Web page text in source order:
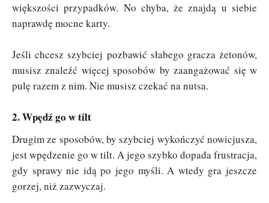
większości przypadków. No chyba, że znajdą u siebie
naprawdę mocne karty.
Jeśli chcesz szybciej pozbawić słabego gracza żetonów,
musisz znaleźć więcej sposobów by zaangażować się w
pulę razem z nim. Nie musisz czekać na nutsa.
2. Wpędź go w tilt
Drugim ze sposobów, by szybciej wykończyć nowicjusza,
jest wpędzenie go w tilt. A jego szybko dopada frustracja,
gdy sprawy nie idą po jego myśli. A wtedy gra jeszcze
gorzej, niż zazwyczaj.